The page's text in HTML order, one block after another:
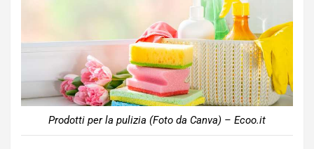
Prodotti per la pulizia (Foto da Canva) – Ecoo.it